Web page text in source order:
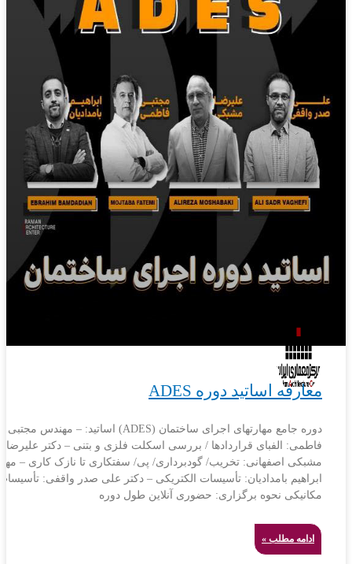
معارفه اساتید دوره ADES
دوره جامع مهارتهای اجرای ساختمان (ADES) اساتید: – مهندس مجتبی
فاطمی: الفبای قراردادها / بررسی اسکلت فلزی و بتنی – دکتر علیرضا
مشبکی اصفهانی: تخریب/ گودبرداری/ پی/ سفتکاری تا نازک کاری –
ابراهیم بامدادیان: تأسیسات الکتریکی – دکتر علی صدر واقفی:
مکانیکی نحوه برگزاری: حضوری آنلاین طول دوره
ادامه مطلب »